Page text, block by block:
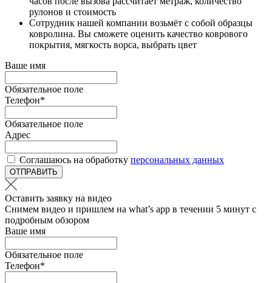
рулонов и стоимость
Сотрудник нашей компании возьмёт с собой образцы
ковролина. Вы сможете оценить качество коврового
покрытия, мягкость ворса, выбрать цвет
Ваше имя
Обязательное поле
Телефон*
Обязательное поле
Адрес
Соглашаюсь на обработку персональных данных
ОТПРАВИТЬ
Оставить заявку на видео
Снимем видео и пришлем на what’s app в течении 5 минут с
подробным обзором
Ваше имя
Обязательное поле
Телефон*